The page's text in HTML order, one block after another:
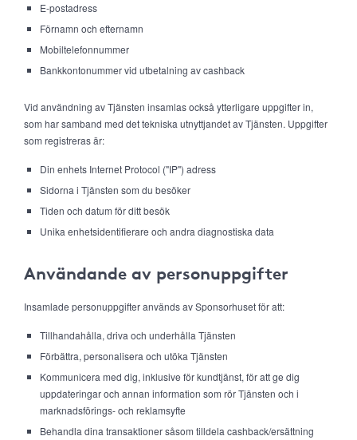
E-postadress
Förnamn och efternamn
Mobiltelefonnummer
Bankkontonummer vid utbetalning av cashback
Vid användning av Tjänsten insamlas också ytterligare uppgifter in,
som har samband med det tekniska utnyttjandet av Tjänsten. Uppgifter
som registreras är:
Din enhets Internet Protocol ("IP") adress
Sidorna i Tjänsten som du besöker
Tiden och datum för ditt besök
Unika enhetsidentifierare och andra diagnostiska data
Användande av personuppgifter
Insamlade personuppgifter används av Sponsorhuset för att:
Tillhandahålla, driva och underhålla Tjänsten
Förbättra, personalisera och utöka Tjänsten
Kommunicera med dig, inklusive för kundtjänst, för att ge dig
uppdateringar och annan information som rör Tjänsten och i
marknadsförings- och reklamsyfte
Behandla dina transaktioner såsom tilldela cashback/ersättning